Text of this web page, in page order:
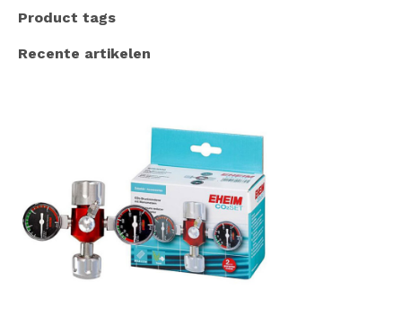
Product tags
Recente artikelen